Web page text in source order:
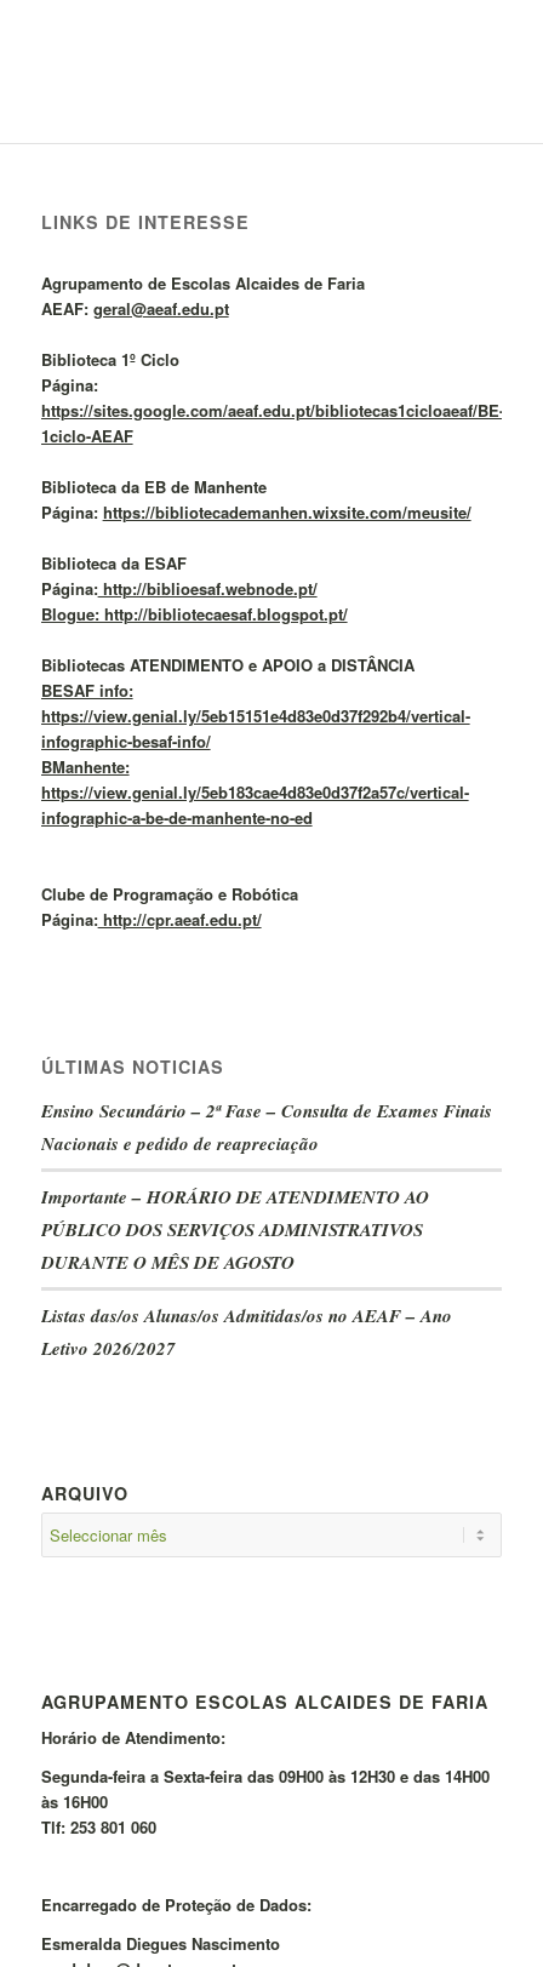
LINKS DE INTERESSE
Agrupamento de Escolas Alcaides de Faria
AEAF: geral@aeaf.edu.pt
Biblioteca 1º Ciclo
Página:
https://sites.google.com/aeaf.edu.pt/bibliotecas1cicloaeaf/BE-
1ciclo-AEAF
Biblioteca da EB de Manhente
Página: https://bibliotecademanhen.wixsite.com/meusite/
Biblioteca da ESAF
Página:http://biblioesaf.webnode.pt/
Blogue: http://bibliotecaesaf.blogspot.pt/
Bibliotecas ATENDIMENTO e APOIO a DISTÂNCIA
BESAF info:
https://view.genial.ly/5eb15151e4d83e0d37f292b4/vertical-
infographic-besaf-info/
BManhente:
https://view.genial.ly/5eb183cae4d83e0d37f2a57c/vertical-
infographic-a-be-de-manhente-no-ed
Clube de Programação e Robótica
Página:http://cpr.aeaf.edu.pt/
ÚLTIMAS NOTICIAS
Ensino Secundário – 2ª Fase – Consulta de Exames Finais
Nacionais e pedido de reapreciação
Importante – HORÁRIO DE ATENDIMENTO AO
PÚBLICO DOS SERVIÇOS ADMINISTRATIVOS
DURANTE O MÊS DE AGOSTO
Listas das/os Alunas/os Admitidas/os no AEAF – Ano
Letivo 2026/2027
ARQUIVO
AGRUPAMENTO ESCOLAS ALCAIDES DE FARIA
Horário de Atendimento:
Segunda-feira a Sexta-feira das 09H00 às 12H30 e das 14H00
às 16H00
Tlf: 253 801 060
Encarregado de Proteção de Dados:
Esmeralda Diegues Nascimento